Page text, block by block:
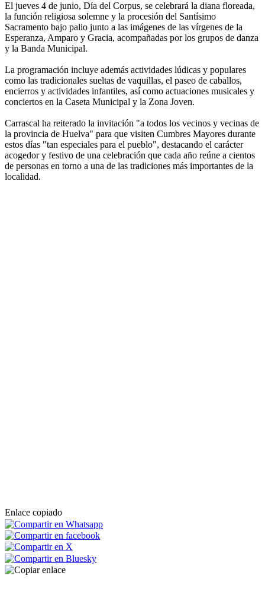
El jueves 4 de junio, Día del Corpus, se celebrará la diana floreada,
la función religiosa solemne y la procesión del Santísimo
Sacramento bajo palio junto a las imágenes de las vírgenes de la
Esperanza, Amparo y Gracia, acompañadas por los grupos de danza
y la Banda Municipal.
La programación incluye además actividades lúdicas y populares
como las tradicionales sueltas de vaquillas, el paseo de caballos,
encierros y actividades infantiles, así como actuaciones musicales y
conciertos en la Caseta Municipal y la Zona Joven.
Carrascal ha reiterado la invitación "a todos los vecinos y vecinas de
la provincia de Huelva" para que visiten Cumbres Mayores durante
estos días "tan especiales para el pueblo", destacando el carácter
acogedor y festivo de una celebración que cada año reúne a cientos
de personas en torno a una de las tradiciones más importantes de la
localidad.
Enlace copiado